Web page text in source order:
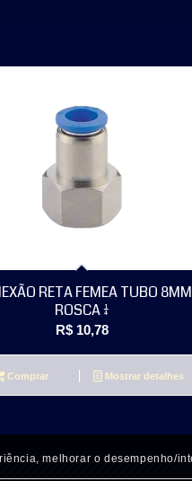
RETA FEMEA TUBO 8MM
ROSCA 1/4
R$ 10,78
Comprar Mostrar detalhes
melhorar o desempenho/